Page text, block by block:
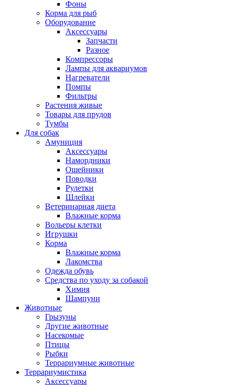
Фоны
Корма для рыб
Оборудование
Аксессуары
Запчасти
Разное
Компрессоры
Лампы для аквариумов
Нагреватели
Помпы
Фильтры
Растения живые
Товары для прудов
Тумбы
Для собак
Амуниция
Аксессуары
Намордники
Ошейники
Поводки
Рулетки
Шлейки
Ветеринарная диета
Влажные корма
Вольеры клетки
Игрушки
Корма
Влажные корма
Лакомства
Одежда обувь
Средства по уходу за собакой
Химия
Шампуни
Животные
Грызуны
Другие животные
Насекомые
Птицы
Рыбки
Террариумные животные
Террариумистика
Аксессуары